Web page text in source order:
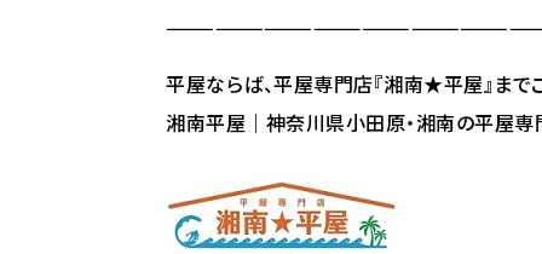
平屋ならば、平屋専門店『湘南★平屋』まで
湘南平屋｜神奈川県小田原・湘南の平屋専